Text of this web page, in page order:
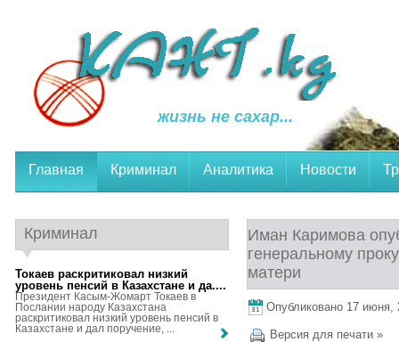
жизнь не сахар...
Главная Криминал Аналитика Новости
Иман Каримова
генеральному
матери
Опубликовано 17 июня,
Версия для печати »
Криминал
Токаев раскритиковал низкий
уровень пенсий в Казахстане и да....
Президент Касым-Жомарт Токаев в
Послании народу Казахстана
раскритиковал низкий уровень пенсий в
Казахстане и дал поручение, ...